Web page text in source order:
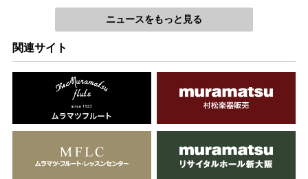
ニュースをもっと見る
関連サイト